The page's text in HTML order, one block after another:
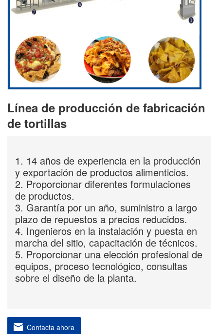
Línea de producción de fabricación
de tortillas
1. 14 años de experiencia en la producción
y exportación de productos alimenticios.
2. Proporcionar diferentes formulaciones
de productos.
3. Garantía por un año, suministro a largo
plazo de repuestos a precios reducidos.
4. Ingenieros en la instalación y puesta en
marcha del sitio, capacitación de técnicos.
5. Proporcionar una elección profesional de
equipos, proceso tecnológico, consultas
sobre el diseño de la planta.
Contacta ahora